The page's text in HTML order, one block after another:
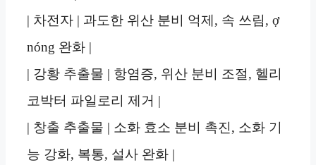
| 차전자 | 과도한 위산 분비 억제, 속 쓰림, ợ
nóng 완화 |
| 강황 추출물 | 항염증, 위산 분비 조절, 헬리
코박터 파일로리 제거 |
| 창출 추출물 | 소화 효소 분비 촉진, 소화 기
능 강화, 복통, 설사 완화 |